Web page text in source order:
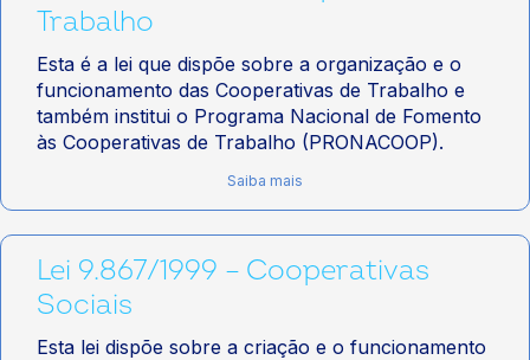
Trabalho
Esta é a lei que dispõe sobre a organização e o
funcionamento das Cooperativas de Trabalho e
também institui o Programa Nacional de Fomento
às Cooperativas de Trabalho (PRONACOOP).
Saiba mais
Lei 9.867/1999 – Cooperativas
Sociais
Esta lei dispõe sobre a criação e o funcionamento